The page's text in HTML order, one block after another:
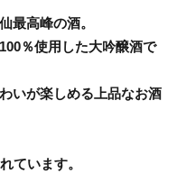
最高峰の酒。
％使用した大吟醸酒で
いが楽しめる上品なお酒
ています。